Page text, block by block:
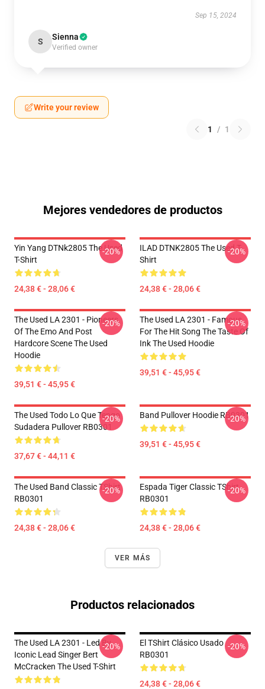
Sep 15, 2024
S Sienna
Verified owner
Write your review
1 / 1
Mejores vendedores de productos
Yin Yang DTNk2805 The Used
T-Shirt
24,38 € - 28,06 €
-20%
ILAD DTNK2805 The Used T-
Shirt
24,38 € - 28,06 €
-20%
The Used LA 2301 - Pioneers
Of The Emo And Post
Hardcore Scene The Used
Hoodie
39,51 € - 45,95 €
-20%
The Used LA 2301 - Famous
For The Hit Song The Taste Of
Ink The Used Hoodie
39,51 € - 45,95 €
-20%
The Used Todo Lo Que Tengo
Sudadera Pullover RB0301
37,67 € - 44,11 €
-20% Band Pullover Hoodie RB0301
39,51 € - 45,95 €
-20%
The Used Band Classic TShirt
RB0301
24,38 € - 28,06 €
-20%
Espada Tiger Classic TShirt
RB0301
24,38 € - 28,06 €
-20%
VER MÁS
Productos relacionados
The Used LA 2301 - Led By
Iconic Lead Singer Bert
McCracken The Used T-Shirt
-20%
El TShirt Clásico Usado
RB0301
24,38 € - 28,06 €
-20%